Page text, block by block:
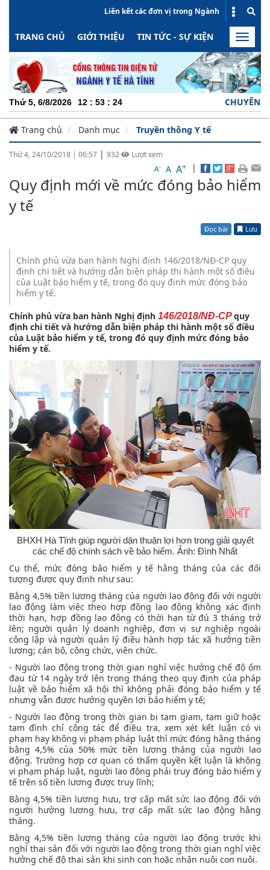
Liên kết các đơn vị trong Ngành
TRANG CHỦ GIỚI THIỆU TIN TỨC - SỰ KIỆN HOẠT
Toggle
Thứ 5, 6/8/2026 12 : 53 : 25 CHUYÊN
Trang chủ Danh mục Truyền thông Y tế
Thứ 4, 24/10/2018 | 06:57 | 932
Lượt xem
A- A A+ |
Quy định mới về mức đóng bảo hiểm
y tế
Đọc bài Lưu
Chính phủ vừa ban hành Nghị định 146/2018/NĐ-CP quy
định chi tiết và hướng dẫn biện pháp thi hành một số điều
của Luật bảo hiểm y tế, trong đó quy định mức đóng bảo
hiểm y tế.
Chính phủ vừa ban hành Nghị định 146/2018/NĐ-CPquy
định chi tiết và hướng dẫn biện pháp thi hành một số điều
của Luật bảo hiểm y tế, trong đó quy định mức đóng bảo
hiểm y tế.
BHXH Hà Tĩnh giúp người dân thuận lợi hơn trong giải quyết
các chế độ chính sách về bảo hiểm. Ảnh: Đình Nhất
Cụ thể, mức đóng bảo hiểm y tế hằng tháng của các đối
tượng được quy định như sau:
Bằng 4,5% tiền lương tháng của người lao động đối với người
lao động làm việc theo hợp đồng lao động không xác định
thời hạn, hợp đồng lao động có thời hạn từ đủ 3 tháng trở
lên; người quản lý doanh nghiệp, đơn vị sự nghiệp ngoài
công lập và người quản lý điều hành hợp tác xã hưởng tiền
lương; cán bộ, công chức, viên chức.
- Người lao động trong thời gian nghỉ việc hưởng chế độ ốm
đau từ 14 ngày trở lên trong tháng theo quy định của pháp
luật về bảo hiểm xã hội thì không phải đóng bảo hiểm y tế
nhưng vẫn được hưởng quyền lợi bảo hiểm y tế;
- Người lao động trong thời gian bị tạm giam, tạm giữ hoặc
tạm đình chỉ công tác để điều tra, xem xét kết luận có vi
phạm hay không vi phạm pháp luật thì mức đóng hằng tháng
bằng 4,5% của 50% mức tiền lương tháng của người lao
động. Trường hợp cơ quan có thẩm quyền kết luận là không
vi phạm pháp luật, người lao động phải truy đóng bảo hiểm y
tế trên số tiền lương được truy lĩnh;
Bằng 4,5% tiền lương hưu, trợ cấp mất sức lao động đối với
người hưởng lương hưu, trợ cấp mất sức lao động hằng
tháng.
Bằng 4,5% tiền lương tháng của người lao động trước khi
nghỉ thai sản đối với người lao động trong thời gian nghỉ việc
hưởng chế độ thai sản khi sinh con hoặc nhận nuôi con nuôi.